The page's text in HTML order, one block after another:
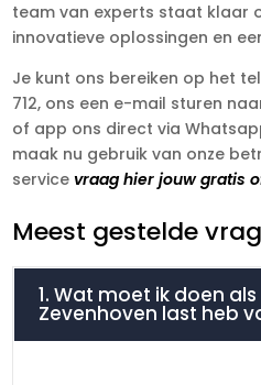
team van experts staat klaar
innovatieve oplossingen en
Je kunt ons bereiken op het
712, ons een e-mail sturen
of app ons direct via
maak nu gebruik van onze
servicevraag hier jouw gratis
Meest gestelde
1. Wat moet ik doen als
Zevenhoven last heb